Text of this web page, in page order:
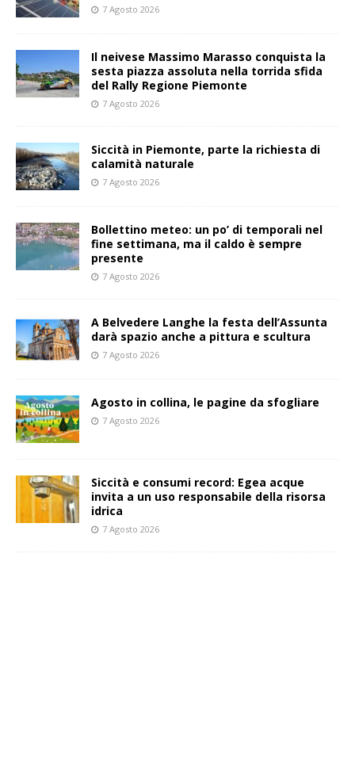
7 Agosto 2026
Il neivese Massimo Marasso conquista la
sesta piazza assoluta nella torrida sfida
del Rally Regione Piemonte
7 Agosto 2026
Siccità in Piemonte, parte la richiesta di
calamità naturale
7 Agosto 2026
Bollettino meteo: un po’ di temporali nel
fine settimana, ma il caldo è sempre
presente
7 Agosto 2026
A Belvedere Langhe la festa dell’Assunta
darà spazio anche a pittura e scultura
7 Agosto 2026
Agosto in collina, le pagine da sfogliare
7 Agosto 2026
Siccità e consumi record: Egea acque
invita a un uso responsabile della risorsa
idrica
7 Agosto 2026